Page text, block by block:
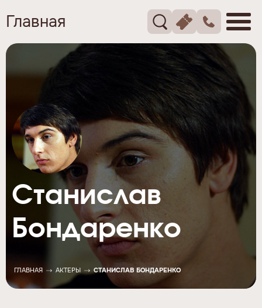
Главная
Станислав
Бондаренко
ГЛАВНАЯ АКТЕРЫ СТАНИСЛАВ БОНДАРЕНКО